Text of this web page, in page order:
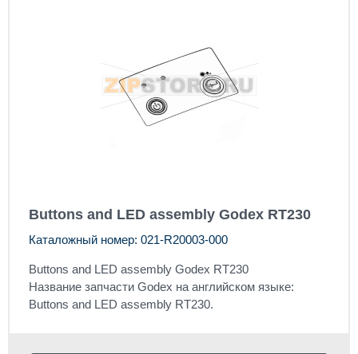
Buttons and LED assembly Godex RT230
Каталожный номер: 021-R20003-000
Buttons and LED assembly Godex RT230
Название запчасти Godex на английском языке:
Buttons and LED assembly RT230.